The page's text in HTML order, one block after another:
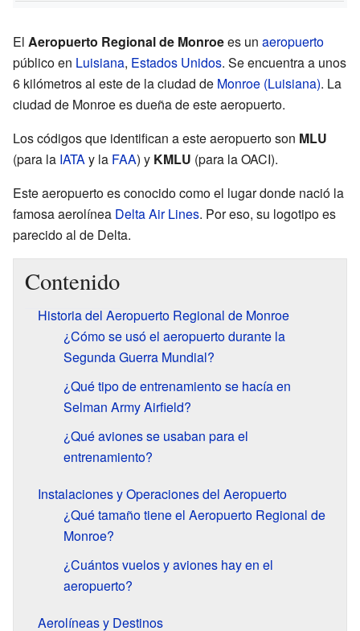
El Aeropuerto Regional de Monroees un aeropuerto
público en Luisiana, Estados Unidos. Se encuentra a unos
6 kilómetros al este de la ciudad de Monroe (Luisiana). La
ciudad de Monroe es dueña de este aeropuerto.
Los códigos que identifican a este aeropuerto son MLU
(para la IATAy la FAA) y KMLU (para la OACI).
Este aeropuerto es conocido como el lugar donde nació la
famosa aerolínea Delta Air Lines. Por eso, su logotipo es
parecido al de Delta.
Contenido
Historia del Aeropuerto Regional de Monroe
¿Cómo se usó el aeropuerto durante la
Segunda Guerra Mundial?
¿Qué tipo de entrenamiento se hacía en
Selman Army Airfield?
¿Qué aviones se usaban para el
entrenamiento?
Instalaciones y Operaciones del Aeropuerto
¿Qué tamaño tiene el Aeropuerto Regional de
Monroe?
¿Cuántos vuelos y aviones hay en el
aeropuerto?
Aerolíneas y Destinos